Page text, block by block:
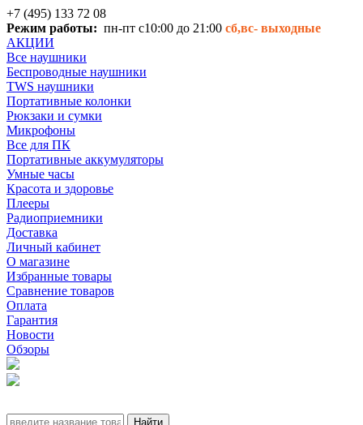
+7 (495) 133 72 08
Режим работы: пн-пт с10:00 до 21:00 сб,вс- выходные
АКЦИИ
Все наушники
Беспроводные наушники
TWS наушники
Портативные колонки
Рюкзаки и сумки
Микрофоны
Все для ПК
Портативные аккумуляторы
Умные часы
Красота и здоровье
Плееры
Радиоприемники
Доставка
Личный кабинет
О магазине
Избранные товары
Сравнение товаров
Оплата
Гарантия
Новости
Обзоры